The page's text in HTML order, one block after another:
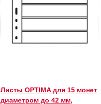
Листы OPTIMA для 15 монет
диаметром до 42 мм,